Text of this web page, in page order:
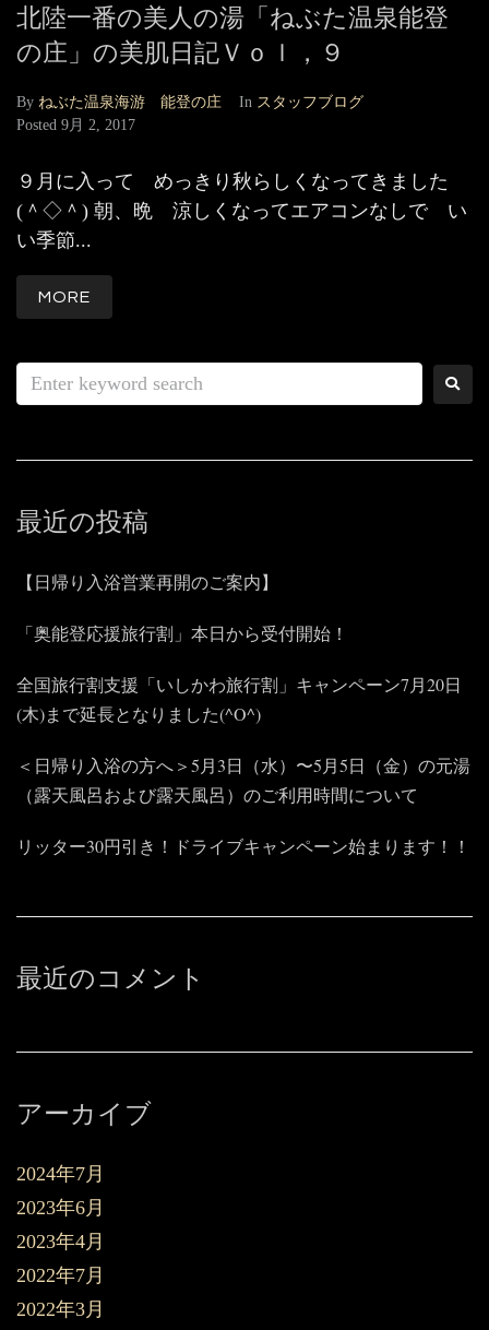
北陸一番の美人の湯「ねぶた温泉能登
の庄」の美肌日記Ｖｏｌ，９
By ねぶた温泉海游 能登の庄 In スタッフブログ
Posted 9月 2, 2017
９月に入って めっきり秋らしくなってきました
(＾◇＾) 朝、晩 涼しくなってエアコンなしで い
い季節...
MORE
最近の投稿
【日帰り入浴営業再開のご案内】
「奥能登応援旅行割」本日から受付開始！
全国旅行割支援「いしかわ旅行割」キャンペーン7月20日
(木)まで延長となりました(^O^)
＜日帰り入浴の方へ＞5月3日（水）〜5月5日（金）の元湯
（露天風呂および露天風呂）のご利用時間について
リッター30円引き！ドライブキャンペーン始まります！！
最近のコメント
アーカイブ
2024年7月
2023年6月
2023年4月
2022年7月
2022年3月